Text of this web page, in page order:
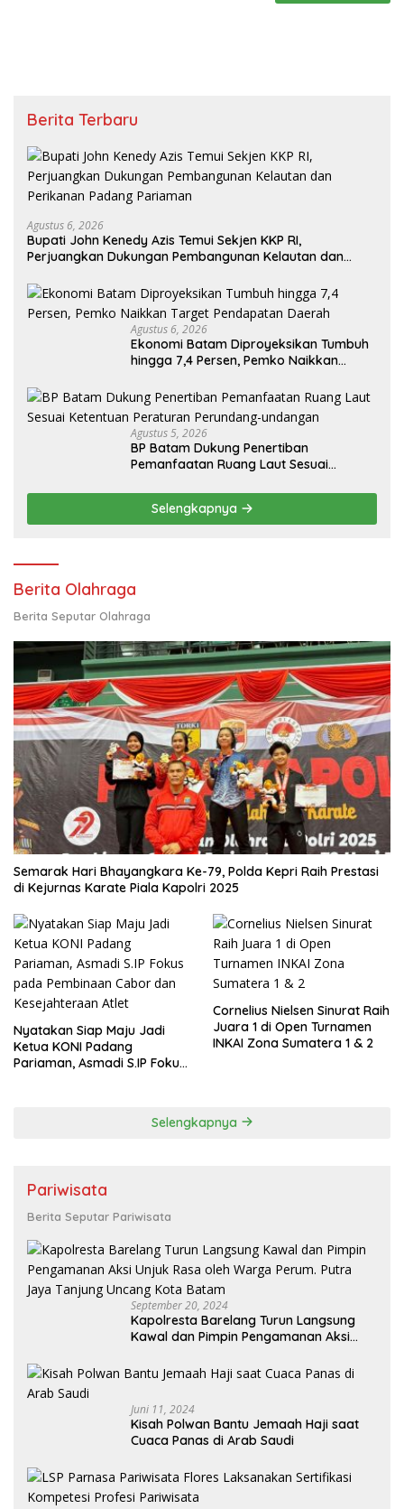
Berita Terbaru
Agustus 6, 2026
Bupati John Kenedy Azis Temui Sekjen KKP RI,
Perjuangkan Dukungan Pembangunan Kelautan dan
Agustus 6, 2026
Ekonomi Batam Diproyeksikan Tumbuh
hingga 7,4 Persen, Pemko Naikkan
Agustus 5, 2026
BP Batam Dukung Penertiban
Pemanfaatan Ruang Laut Sesuai
undangan
Selengkapnya
Berita Olahraga
Berita Seputar Olahraga
Semarak Hari Bhayangkara Ke-79, Polda Kepri Raih Prestasi
di Kejurnas Karate Piala Kapolri 2025
Nyatakan Siap Maju Jadi
Ketua KONI Padang
Pariaman, Asmadi S.IP Fokus
Cornelius Nielsen Sinurat Raih
Juara 1 di Open Turnamen
INKAI Zona Sumatera 1 & 2
Selengkapnya
Pariwisata
Berita Seputar Pariwisata
September 20, 2024
Kapolresta Barelang Turun Langsung
Kawal dan Pimpin Pengamanan Aksi
Jaya Tanjung Uncang Kota Batam
Juni 11, 2024
Kisah Polwan Bantu Jemaah Haji saat
Cuaca Panas di Arab Saudi